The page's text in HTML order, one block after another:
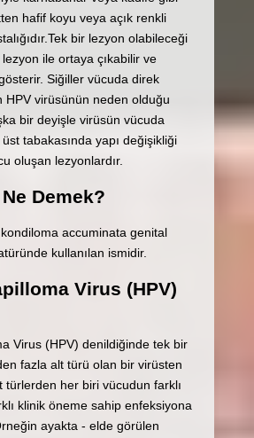
hafif koyu veya açık renkli
bir lezyon olabileceği
ile ortaya çıkabilir ve
Siğiller vücuda direk
HPV virüsünün neden olduğu
bir deyişle virüsün vücuda
tabakasında yapı değişikliği
oluşan lezyonlardır.
Demek?
accuminata genital
kullanılan ismidir.
Virus (HPV)
Virus (HPV) denildiğinde tek bir
fazla alt türü olan bir virüsten
türlerden her biri vücudun farklı
klinik öneme sahip enfeksiyona
ayakta - elde görülen